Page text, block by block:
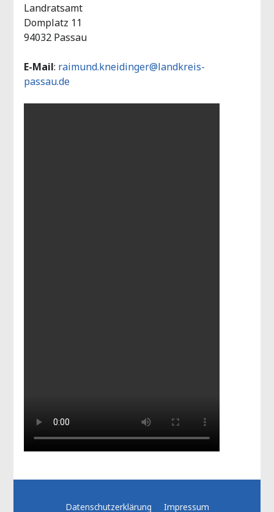
Landratsamt
Domplatz 11
94032 Passau
E-Mail: raimund.kneidinger@landkreis-
passau.de
Datenschutzerklärung Impressum